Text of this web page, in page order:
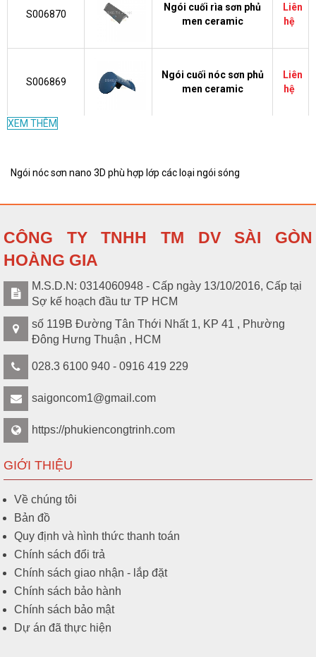
S006870
Ngói cuối rìa sơn phủ
men ceramic
Liên
hệ
S006869
Ngói cuối nóc sơn phủ
men ceramic
Liên
hệ
NGOI3T Ngói chạc 3 chữ T
hệ
NGOIRIA-KHV
NGOICUOIRIA
NGOICUOIMAI-
KHV
Liên
XEM THÊM
Ngói nóc sơn nano 3D phù hợp lớp các loại ngói sóng
CÔNG TY TNHH TM DV SÀI GÒN
HOÀNG GIA
M.S.D.N: 0314060948 - Cấp ngày 13/10/2016, Cấp tại
Sợ kế hoạch đầu tư TP HCM
số 119B Đường Tân Thới Nhất 1, KP 41 , Phường
Đông Hưng Thuận , HCM
028.3 6100 940 - 0916 419 229
saigoncom1@gmail.com
https://phukiencongtrinh.com
GIỚI THIỆU
Về chúng tôi
Bản đồ
Quy định và hình thức thanh toán
Chính sách đổi trả
Chính sách giao nhận - lắp đặt
Chính sách bảo hành
Chính sách bảo mật
Dự án đã thực hiện